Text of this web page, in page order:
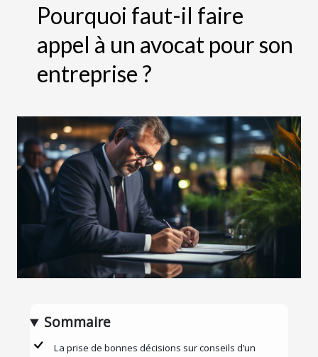
Pourquoi faut-il faire
appel à un avocat pour son
entreprise ?
Sommaire
La prise de bonnes décisions sur conseils d’un